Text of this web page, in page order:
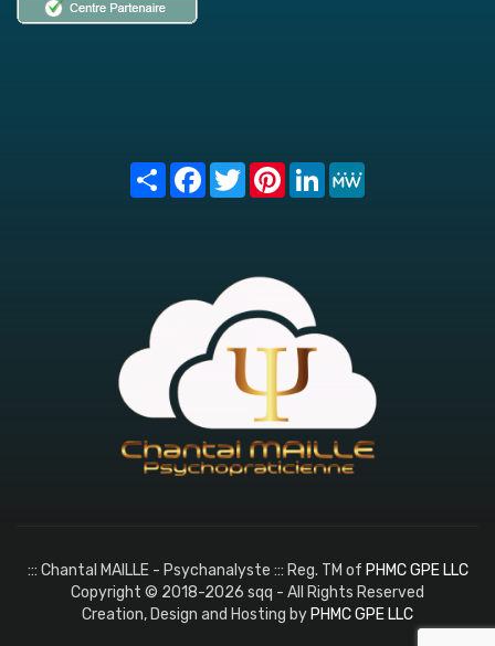
Share FacebookTwitterPinterest
LinkedIn
::: Chantal MAILLE - Psychanalyste ::: Reg. TM of PHMC GPE LLC
Copyright © 2018-2026 sqq - All Rights Reserved
Creation, Design and Hosting byPHMC GPE LLC